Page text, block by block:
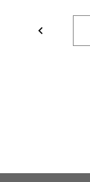
navigate_before